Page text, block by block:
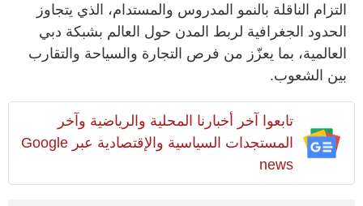
التزام الناقلة بالنمو المدروس والمستدام، الذي يتجاوز
الحدود الجغرافية لربط المدن حول العالم بشبكة دبي
العالمية، بما يعزّز من فرص التجارة والسياحة والتقارب
بين الشعوب.
تابعوا آخر أخبارنا المحلية والرياضية وآخر
المستجدات السياسية والإقتصادية عبر Google
news